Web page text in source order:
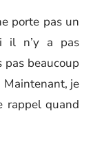
porte pas un
il n’y a pas
pas beaucoup
Maintenant, je
rappel quand